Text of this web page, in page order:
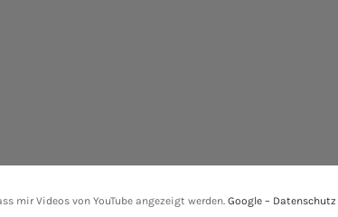
mir Videos von YouTube angezeigt werden. Google – Datenschutz